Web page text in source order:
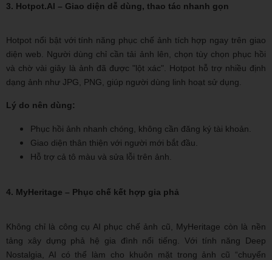
3. Hotpot.AI – Giao diện dễ dùng, thao tác nhanh gọn
Hotpot nổi bật với tính năng phục chế ảnh tích hợp ngay trên giao
diện web. Người dùng chỉ cần tải ảnh lên, chọn tùy chọn phục hồi
và chờ vài giây là ảnh đã được "lột xác". Hotpot hỗ trợ nhiều định
dạng ảnh như JPG, PNG, giúp người dùng linh hoạt sử dụng.
Lý do nên dùng:
Phục hồi ảnh nhanh chóng, không cần đăng ký tài khoản.
Giao diện thân thiện với người mới bắt đầu.
Hỗ trợ cả tô màu và sửa lỗi trên ảnh.
4. MyHeritage – Phục chế kết hợp gia phả
Không chỉ là công cụ AI phục chế ảnh cũ, MyHeritage còn là nền
tảng xây dựng phả hệ gia đình nổi tiếng. Với tính năng Deep
Nostalgia, AI có thể làm cho khuôn mặt trong ảnh cũ “chuyển